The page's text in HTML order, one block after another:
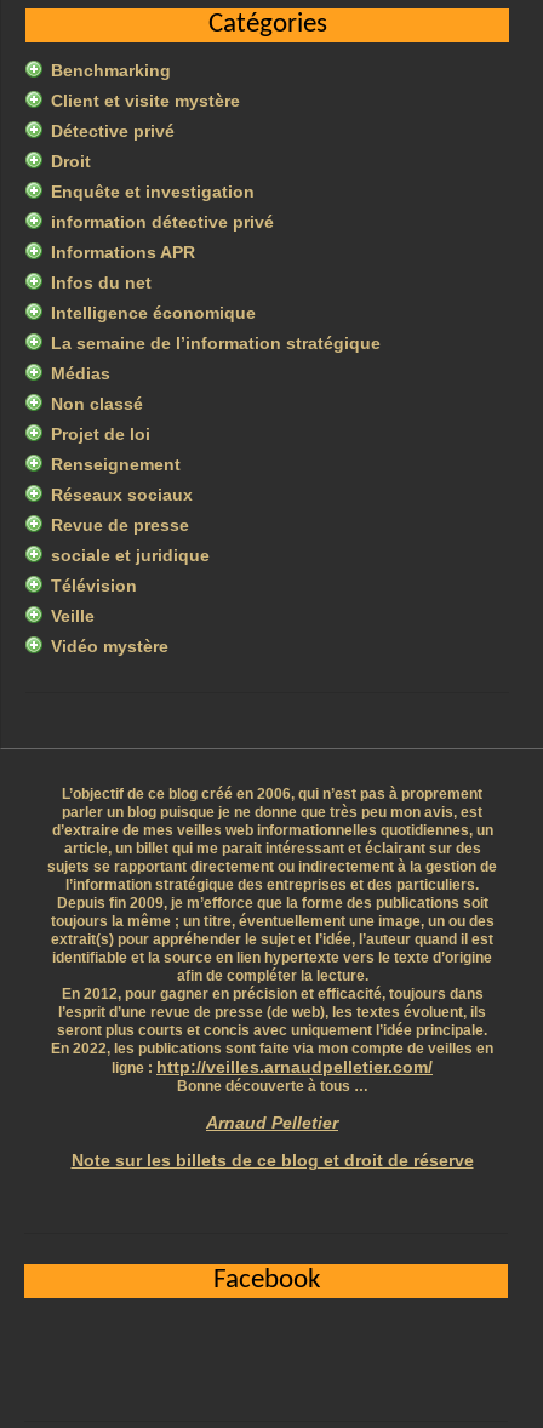
Catégories
Benchmarking
Client et visite mystère
Détective privé
Droit
Enquête et investigation
information détective privé
Informations APR
Infos du net
Intelligence économique
La semaine de l’information stratégique
Médias
Non classé
Projet de loi
Renseignement
Réseaux sociaux
Revue de presse
sociale et juridique
Télévision
Veille
Vidéo mystère
L’objectif de ce blog créé en 2006, qui n’est pas à proprement
parler un blog puisque je ne donne que très peu mon avis, est
d’extraire de mes veilles web informationnelles quotidiennes, un
article, un billet qui me parait intéressant et éclairant sur des
sujets se rapportant directement ou indirectement à la gestion de
l’information stratégique des entreprises et des particuliers.
Depuis fin 2009, je m’efforce que la forme des publications soit
toujours la même ; un titre, éventuellement une image, un ou des
extrait(s) pour appréhender le sujet et l’idée, l’auteur quand il est
identifiable et la source en lien hypertexte vers le texte d’origine
afin de compléter la lecture.
En 2012, pour gagner en précision et efficacité, toujours dans
l’esprit d’une revue de presse (de web), les textes évoluent, ils
seront plus courts et concis avec uniquement l’idée principale.
En 2022, les publications sont faite via mon compte de veilles en
ligne : http://veilles.arnaudpelletier.com/
Bonne découverte à tous …
Arnaud Pelletier
Note sur les billets de ce blog et droit de réserve
Facebook